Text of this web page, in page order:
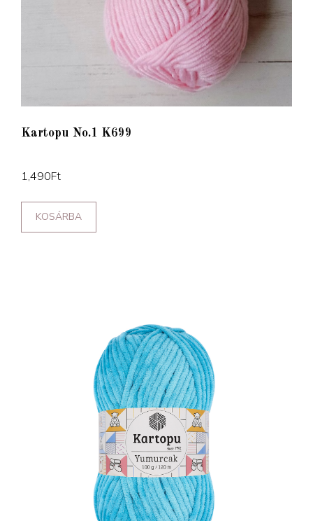
Kartopu No.1 K699
1,490Ft
KOSÁRBA